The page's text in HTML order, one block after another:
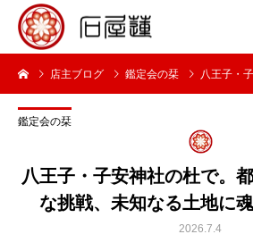
店主ブログ 鑑定会の栞 八王子・子安神社の杜で
鑑定会の栞
八王子・子安神社の杜で。
な挑戦、未知なる土地に魂
2026.7.4